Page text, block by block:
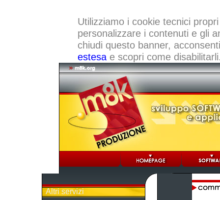
Utilizziamo i cookie tecnici
personalizzare i contenuti e gli
chiudi questo banner,
estesae scopri come
Altri servizi